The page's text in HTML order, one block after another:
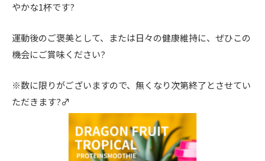
やかな1杯です?
運動後のご褒美として、または日々の健康維持に、ぜひこの
機会にご賞味ください?
※数に限りがございますので、無くなり次第終了とさせてい
ただきます?‍♂️